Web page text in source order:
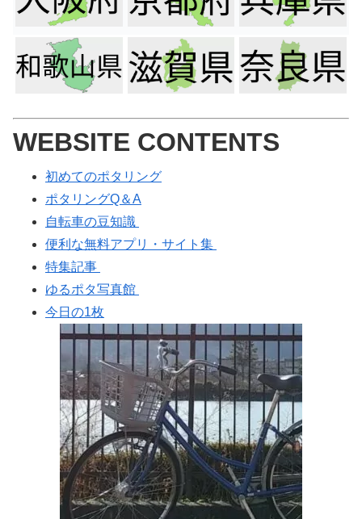
WEBSITE CONTENTS
初めてのポタリング
ポタリングQ＆A
自転車の豆知識
便利な無料アプリ・サイト集
特集記事
ゆるポタ写真館
今日の1枚